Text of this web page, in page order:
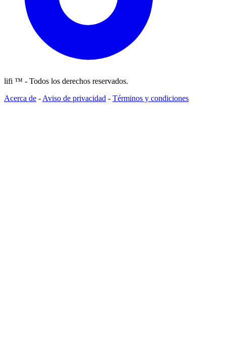
lifi ™ - Todos los derechos reservados.
Acerca de - Aviso de privacidad - Términos y condiciones